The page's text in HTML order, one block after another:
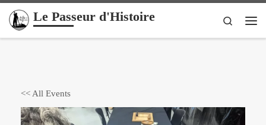
Passer au contenu
Le Passeur d'Histoire
Search
<< All Events